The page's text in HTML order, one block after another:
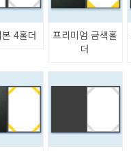
4홀더
프리미엄 금색홀
더